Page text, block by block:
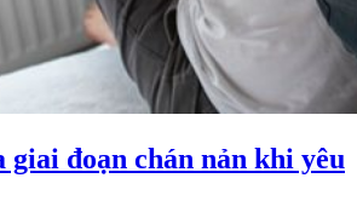
giai đoạn chán nản khi yêu